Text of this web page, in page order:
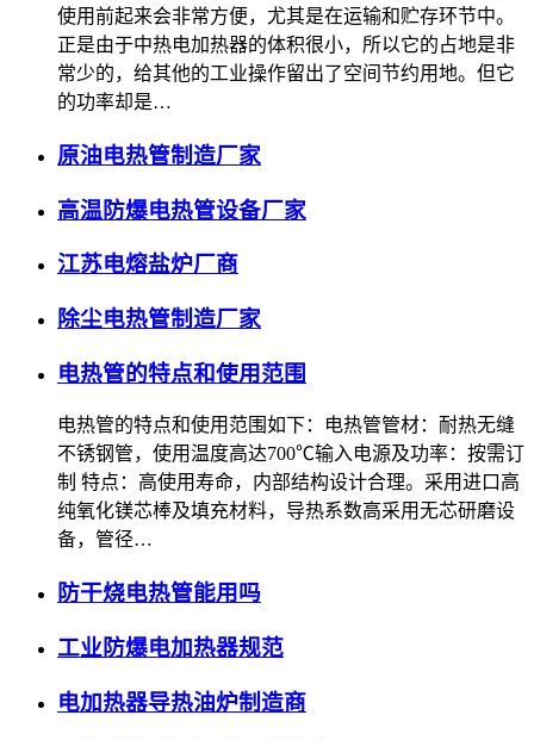
使用前起来会非常方便，尤其是在运输和贮存环节中。
正是由于中热电加热器的体积很小，所以它的占地是非
常少的，给其他的工业操作留出了空间节约用地。但它
的功率却是…
原油电热管制造厂家
高温防爆电热管设备厂家
江苏电熔盐炉厂商
除尘电热管制造厂家
电热管的特点和使用范围
电热管的特点和使用范围如下：电热管管材：耐热无缝
不锈钢管，使用温度高达700℃输入电源及功率：按需订
制 特点：高使用寿命，内部结构设计合理。采用进口高
纯氧化镁芯棒及填充材料，导热系数高采用无芯研磨设
备，管径…
防干烧电热管能用吗
工业防爆电加热器规范
电加热器导热油炉制造商